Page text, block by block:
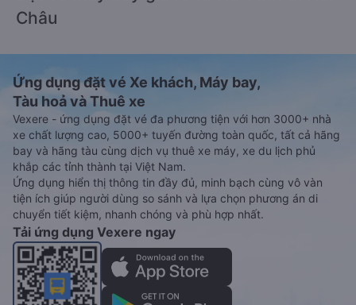
Châu
Ứng dụng đặt vé Xe khách, Máy bay,
Tàu hoả và Thuê xe
Vexere - ứng dụng đặt vé đa phương tiện với hơn 3000+ nhà
xe chất lượng cao, 5000+ tuyến đường toàn quốc, tất cả hãng
bay và hãng tàu cùng dịch vụ thuê xe máy, xe du lịch phủ
khắp các tỉnh thành tại Việt Nam.
Ứng dụng hiển thị thông tin đầy đủ, minh bạch cùng vô vàn
tiện ích giúp người dùng so sánh và lựa chọn phương án di
chuyển tiết kiệm, nhanh chóng và phù hợp nhất.
Tải ứng dụng Vexere ngay